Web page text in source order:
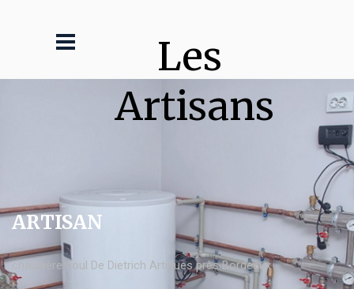
Les
Artisans
ARTISAN
chaudière fioul De Dietrich Artigues près Bordeaux